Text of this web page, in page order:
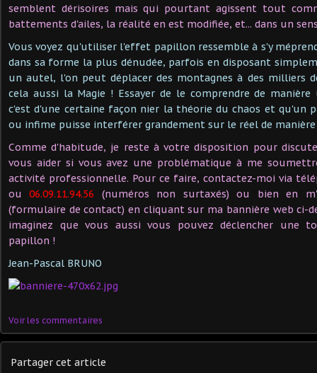
semblent dérisoires mais qui pourtant agissent tout
battements d'ailes, la réalité en est modifiée, et... dans un
Vous voyez qu'utiliser l'effet papillon ressemble à s'y
dans sa forme la plus dénudée, parfois en disposant
un autel, l'on peut déplacer des montagnes à des milliers
cela aussi la Magie ! Essayer de le comprendre de
c'est d'une certaine façon nier la théorie du chaos et qu'un
ou infime puisse interférer grandement sur le réel de
Comme d'habitude, je reste à votre disposition pour
vous aider si vous avez une problématique à me
activité professionnelle. Pour ce faire, contactez-moi via
ou06.09.11.94.56 (numéros non surtaxés) ou bien en
(formulaire de contact) en cliquant sur ma bannière web ci-
imaginez que vous aussi vous pouvez déclencher une
papillon !
Jean-Pascal BRUNO
Voir les commentaires
Partager cet article